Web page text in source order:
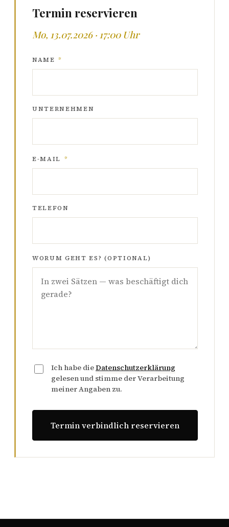
Termin reservieren
Mo, 13.07.2026 · 17:00 Uhr
NAME *
UNTERNEHMEN
E-MAIL *
TELEFON
WORUM GEHT ES? (OPTIONAL)
Ich habe dieDatenschutzerklärung
gelesen und stimme der Verarbeitung
meiner Angaben zu.
Termin verbindlich reservieren